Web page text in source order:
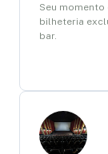
Seu
bilheteria
bar.